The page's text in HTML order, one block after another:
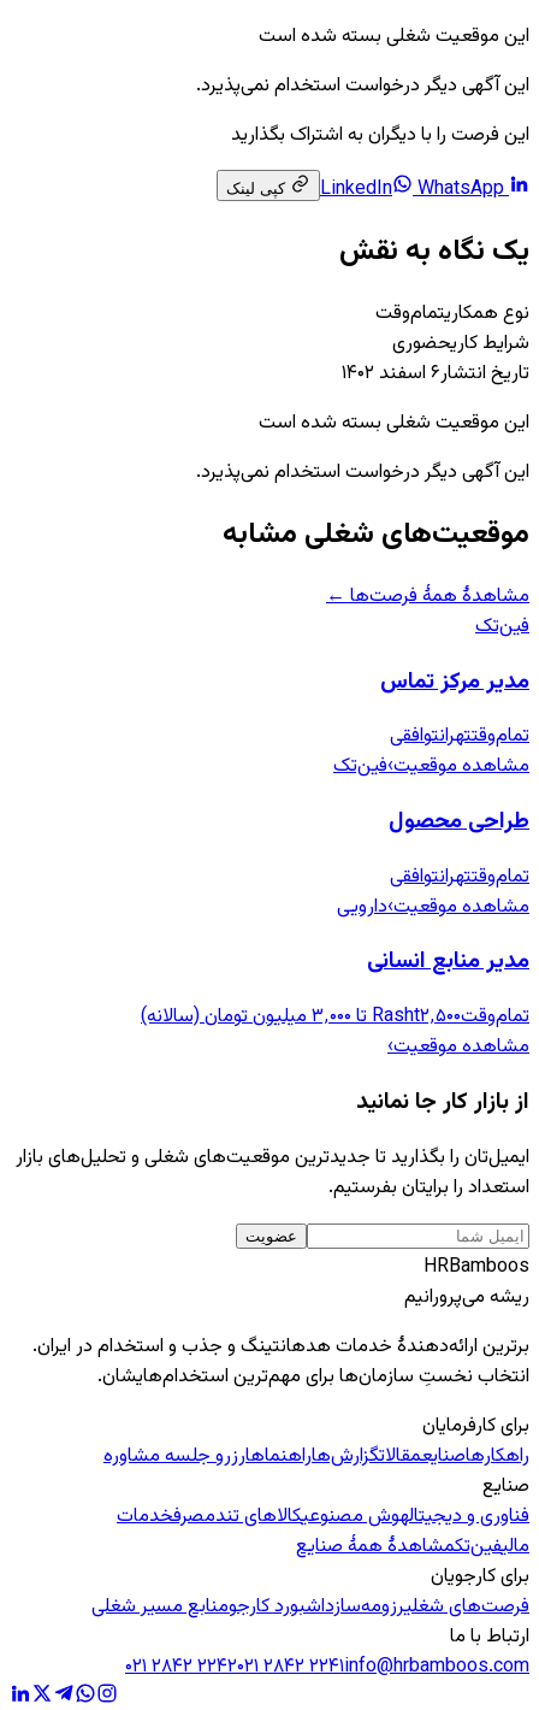
این موقعیت شغلی بسته شده است
این آگهی دیگر درخواست استخدام نمی‌پذیرد.
این فرصت را با دیگران به اشتراک بگذارید
LinkedIn
WhatsApp کپی لینک
یک نگاه به نقش
نوع همکاریتمام‌وقت
شرایط کاریحضوری
تاریخ انتشار۶ اسفند ۱۴۰۲
این موقعیت شغلی بسته شده است
این آگهی دیگر درخواست استخدام نمی‌پذیرد.
موقعیت‌های شغلی مشابه
مشاهدهٔ همهٔ فرصت‌ها ←
فین‌تک
مدیر مرکز تماس
تمام‌وقتتهرانتوافقی
مشاهده موقعیت›فین‌تک
طراحی محصول
تمام‌وقتتهرانتوافقی
مشاهده موقعیت›دارویی
مدیر منابع انسانی
تمام‌وقت Rasht۲٬۵۰۰ تا ۳٬۰۰۰ میلیون تومان (سالانه)
مشاهده موقعیت›
از بازار کار جا نمانید
ایمیل‌تان را بگذارید تا جدیدترین موقعیت‌های شغلی و تحلیل‌های بازار
استعداد را برایتان بفرستیم.
عضویت
HRBamboos
ریشه می‌پرورانیم
برترین ارائه‌دهندهٔ خدمات هدهانتینگ و جذب و استخدام در ایران.
انتخاب نخستِ سازمان‌ها برای مهم‌ترین استخدام‌هایشان.
برای کارفرمایان
راهکارهاصنایعمقالاتگزارش‌هاراهنماهارزرو جلسه مشاوره
صنایع
فناوری و دیجیتالهوش مصنوعیکالاهای تندمصرفخدمات
مالیفین‌تکمشاهدهٔ همهٔ صنایع
برای کارجویان
فرصت‌های شغلیرزومه‌سازداشبورد کارجومنابع مسیر شغلی
ارتباط با ما
info@hrbamboos.com۰۲۱ ۲۸۴۲ ۲۲۴۱۰۲۱ ۲۸۴۲ ۲۲۴۲